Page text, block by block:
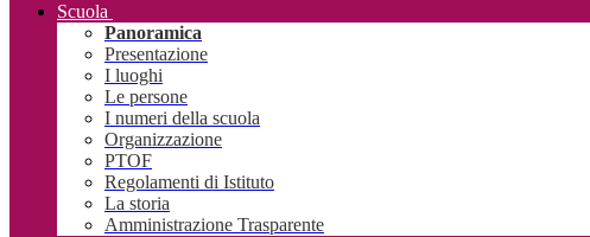
Scuola
Panoramica
Presentazione
I luoghi
Le persone
I numeri della scuola
Organizzazione
PTOF
Regolamenti di Istituto
La storia
Amministrazione Trasparente